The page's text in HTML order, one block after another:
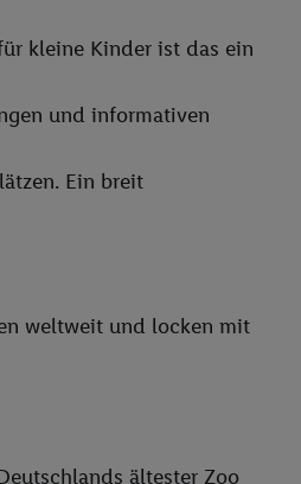
kleine Kinder ist das ein
und informativen
Ein breit
weltweit und locken mit
ältester Zoo